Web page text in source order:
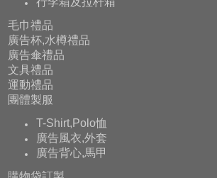
毛巾禮品
廣告杯,水樽禮品
廣告傘禮品
文具禮品
運動禮品
團體製服
T-Shirt,Polo恤
廣告風衣,外套
廣告背心,馬甲